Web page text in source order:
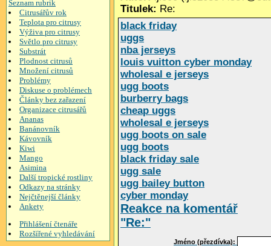
Seznam rubrik
Citrusářův rok
Teplota pro citrusy
Výživa pro citrusy
Světlo pro citrusy
Substrát
Plodnost citrusů
Množení citrusů
Problémy
Diskuse o problémech
Články bez zařazení
Organizace citrusářů
Ananas
Banánovník
Kávovník
Kiwi
Mango
Asimina
Další tropické rostliny
Odkazy na stránky
Nejčtěnejší články
Ankety
Přihlášení čtenáře
Rozšířené vyhledávání
Titulek: Re:
black friday
uggs
nba jerseys
louis vuitton cyber monday
wholesal e jerseys
ugg boots
burberry bags
cheap uggs
wholesal e jerseys
ugg boots on sale
ugg boots
black friday sale
ugg sale
ugg bailey button
cyber monday
Reakce na komentář
"Re:"
Jméno (přezdívka):